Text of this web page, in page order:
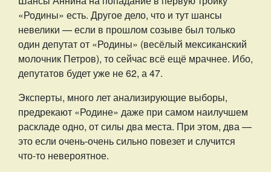
«Родины» есть. Другое дело, что и тут шансы
невелики — если в прошлом созыве был только
один депутат от «Родины» (весёлый мексиканский
молочник Петров), то сейчас всё ещё мрачнее. Ибо,
депутатов будет уже не 62, а 47.
Эксперты, много лет анализирующие выборы,
предрекают «Родине» даже при самом наилучшем
раскладе одно, от силы два места. При этом, два —
это если очень-очень сильно повезет и случится
что-то невероятное.